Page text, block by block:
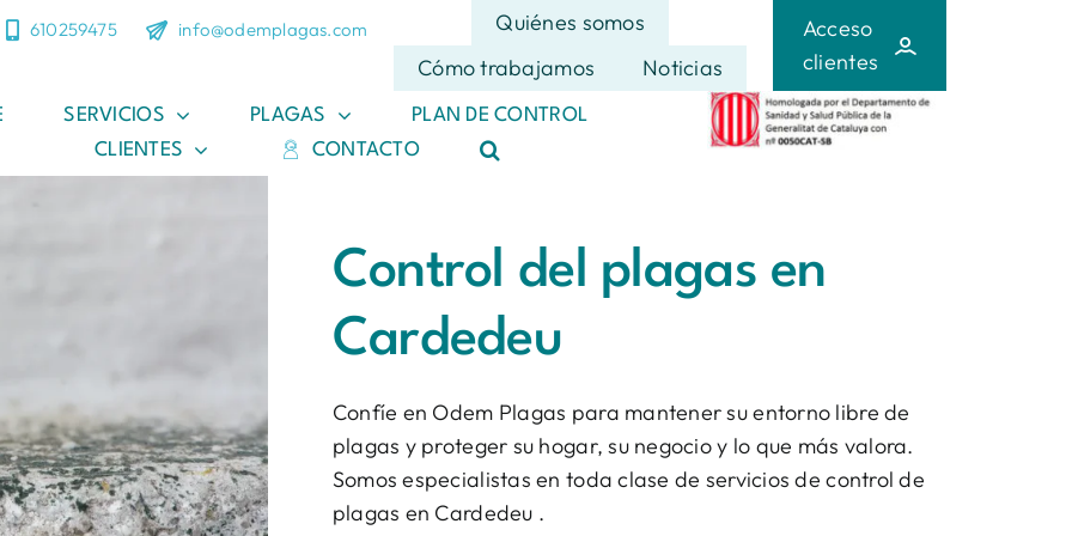
610259475 info@odemplagas.com
Quiénes somos
Cómo trabajamos
Noticias
Acceso
clientes
SERVICIOS PLAGAS
PLAN DE CONTROL
CLIENTES
CONTACTO
Control del plagas en
Cardedeu
Confíe en Odem Plagas para mantener su entorno libre de
plagas y proteger su hogar, su negocio y lo que más valora.
Somos especialistas en toda clase de servicios de control de
plagas en Cardedeu .